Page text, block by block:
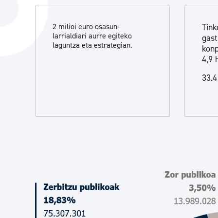
Hiria
Hiria orain
Hiria ezagutu
Albisteak
Abisuak
Kultur
2 milioi euro osasun-
larrialdiari aurre egiteko
laguntza eta estrategian.
4,9